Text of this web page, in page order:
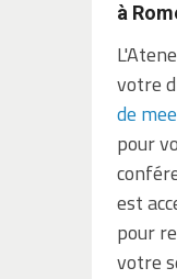
à
votre
de
pour
est
pour
votre